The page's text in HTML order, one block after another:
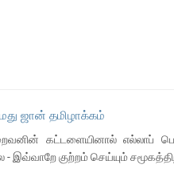
ஜான் தமிழாக்கம்
கட்டளையினால் எல்லாப்
இவ்வாறே குற்றம் செய்யும்